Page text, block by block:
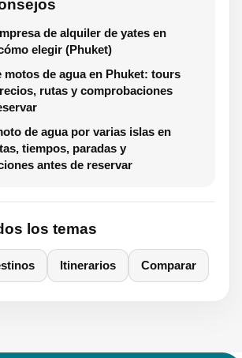
de alquiler de yates en
elegir (Phuket)
motos de agua en Phuket: tours
rutas y comprobaciones
de agua por varias islas en
tiempos, paradas y
antes de reservar
los temas
Itinerarios Comparar